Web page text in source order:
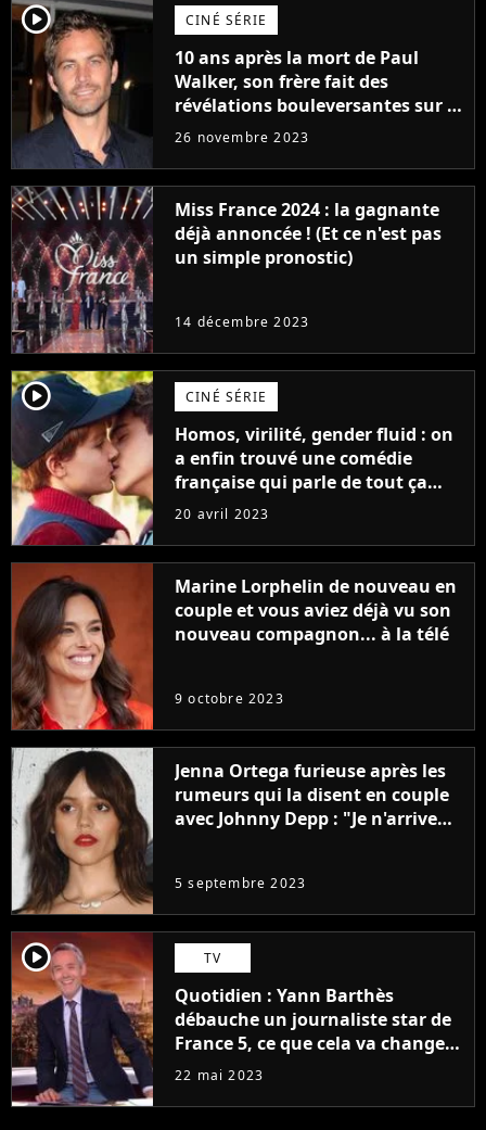
player2 CINÉ SÉRIE
10 ans après la mort de Paul
Walker, son frère fait des
révélations bouleversantes sur la
réaction des acteurs de Fast and
26 novembre 2023
Miss France 2024 : la gagnante
déjà annoncée ! (Et ce n'est pas
un simple pronostic)
14 décembre 2023
player2 CINÉ SÉRIE
Homos, virilité, gender fluid : on
a enfin trouvé une comédie
française qui parle de tout ça
sans être super ringarde
20 avril 2023
Marine Lorphelin de nouveau en
couple et vous aviez déjà vu son
nouveau compagnon... à la télé
9 octobre 2023
Jenna Ortega furieuse après les
rumeurs qui la disent en couple
avec Johnny Depp : "Je n'arrive
5 septembre 2023
player2 TV
Quotidien : Yann Barthès
débauche un journaliste star de
France 5, ce que cela va changer
à la rentrée
22 mai 2023